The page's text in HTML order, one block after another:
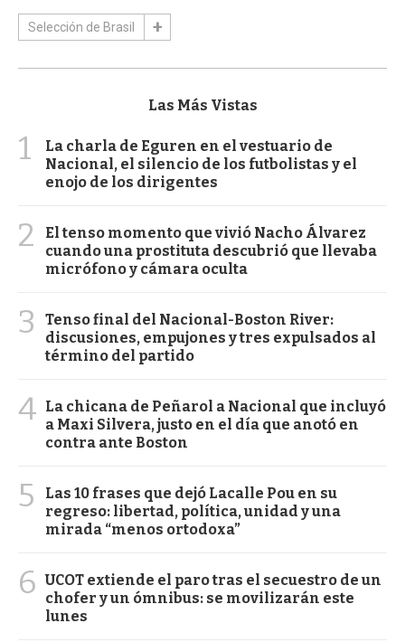
Selección de Brasil
Las Más Vistas
1
La charla de Eguren en el vestuario de
Nacional, el silencio de los futbolistas y el
enojo de los dirigentes
2
El tenso momento que vivió Nacho Álvarez
cuando una prostituta descubrió que llevaba
micrófono y cámara oculta
3
Tenso final del Nacional-Boston River:
discusiones, empujones y tres expulsados al
término del partido
4 La chicana de Peñarol a Nacional que incluyó
a Maxi Silvera, justo en el día que anotó en
contra ante Boston
5
Las 10 frases que dejó Lacalle Pou en su
regreso: libertad, política, unidad y una
mirada “menos ortodoxa”
6 UCOT extiende el paro tras el secuestro de un
chofer y un ómnibus: se movilizarán este
lunes